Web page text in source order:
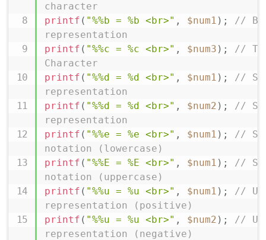
character
printf ( "%%b = %b <br>" , $num1 ) ;
//
representation
printf ( "%%c = %c <br>" , $num3 ) ;
//
Character
printf ( "%%d = %d <br>" , $num1 ) ;
//
representation
printf ( "%%d = %d <br>" , $num2 ) ;
//
representation
printf ( "%%e = %e <br>" , $num1 ) ;
//
notation (lowercase)
printf ( "%%E = %E <br>" , $num1 ) ;
//
notation (uppercase)
printf ( "%%u = %u <br>" , $num1 ) ;
//
representation (positive)
printf ( "%%u = %u <br>" , $num2 ) ;
//
representation (negative)